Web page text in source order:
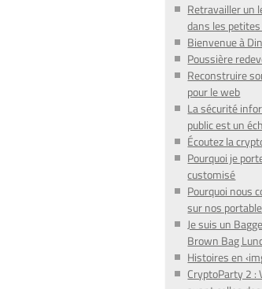
Retravailler un
dans les
Bienvenue à
Poussière
Reconstruire
pour le web
La sécurité
public est un
Écoutez la
Pourquoi je
customisé
Pourquoi nous
sur nos
Je suis un
Brown Bag
Histoires en
CryptoParty 2 :